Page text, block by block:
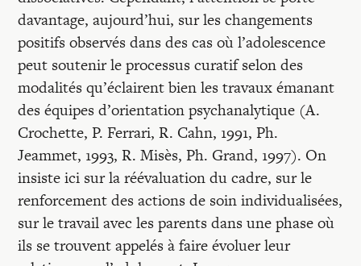
davantage, aujourd’hui, sur les changements
positifs observés dans des cas où l’adolescence
peut soutenir le processus curatif selon des
modalités qu’éclairent bien les travaux émanant
des équipes d’orientation psychanalytique (A.
Crochette, P. Ferrari, R. Cahn, 1991, Ph.
Jeammet, 1993, R. Misès, Ph. Grand, 1997). On
insiste ici sur la réévaluation du cadre, sur le
renforcement des actions de soin individualisées,
sur le travail avec les parents dans une phase où
ils se trouvent appelés à faire évoluer leur